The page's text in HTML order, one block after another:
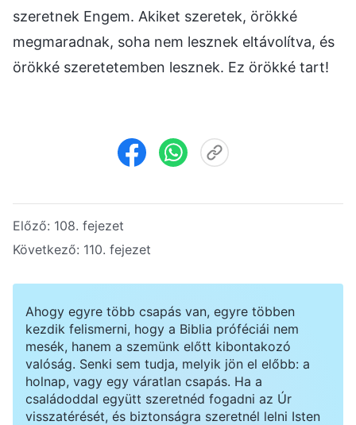
szeretnek Engem. Akiket szeretek, örökké
megmaradnak, soha nem lesznek eltávolítva, és
örökké szeretetemben lesznek. Ez örökké tart!
Előző: 108. fejezet
Következő: 110. fejezet
Ahogy egyre több csapás van, egyre többen
kezdik felismerni, hogy a Biblia próféciái nem
mesék, hanem a szemünk előtt kibontakozó
valóság. Senki sem tudja, melyik jön el előbb: a
holnap, vagy egy váratlan csapás. Ha a
családoddal együtt szeretnéd fogadni az Úr
visszatérését, és biztonságra szeretnél lelni Isten